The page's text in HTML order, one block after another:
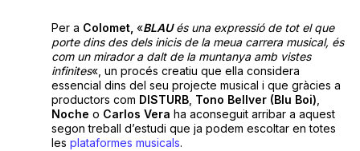
Per a Colomet, «BLAUés una expressió de tot el que
porte dins des dels inicis de la meua carrera musical, és
com un mirador a dalt de la muntanya amb vistes
infinites«, un procés creatiu que ella considera
essencial dins del seu projecte musical i que gràcies a
productors com DISTURB, Tono Bellver (Blu Boi)
Noche o Carlos Vera ha aconseguit arribar a aquest
segon treball d’estudi que ja podem escoltar en totes
les plataformes musicals.